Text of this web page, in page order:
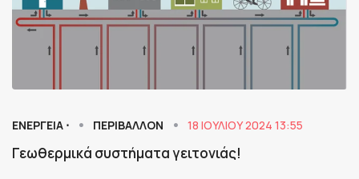
ΕΝΕΡΓΕΙΑ ⋅ ΠΕΡΙΒΑΛΛΟΝ 18 ΙΟΥΛΊΟΥ 2024 13:55
Γεωθερμικά συστήματα γειτονιάς!